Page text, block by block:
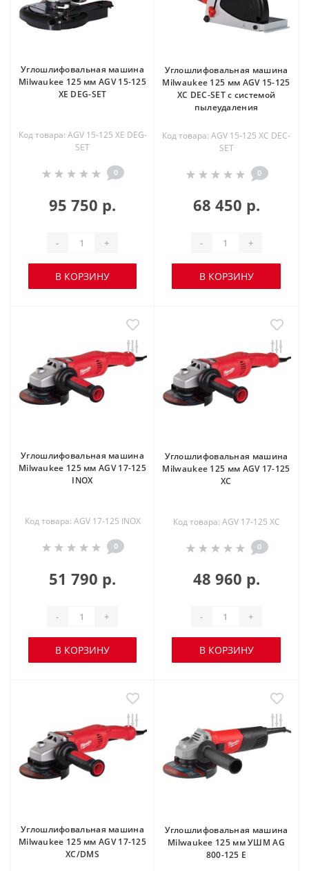
Углошлифовальная машина
Milwaukee 125 мм AGV 15-125
XE DEG-SET
Код товара: AGV 15-125 XE DEG-
SET
0
95 750 р.
- +
В КОРЗИНУ
Углошлифовальная машина
Milwaukee 125 мм AGV 15-125
XС DEC-SET с системой
пылеудаления
Код товара: AGV 15-125 XC DEC-
SET
0
68 450 р.
- +
В КОРЗИНУ
Углошлифовальная машина
Milwaukee 125 мм AGV 17-125
INOX
Код товара: AGV 17-125 INOX
0
51 790 р.
- +
В КОРЗИНУ
Углошлифовальная машина
Milwaukee 125 мм AGV 17-125
XC
Код товара: AGV 17-125 XC
0
48 960 р.
- +
В КОРЗИНУ
Углошлифовальная машина
Milwaukee 125 мм AGV 17-125
XC/DMS
Углошлифовальная машина
Milwaukee 125 мм УШМ AG
800-125 E